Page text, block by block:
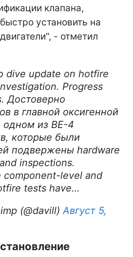
клапана,
установить на
- отметил
dive update on hotfire
Progress
Достоверно
в главной оксигенной
одном из BE-4
которые были
подвержены hardware
inspections.
component-level and
tests have…
(@davill) Август 5,